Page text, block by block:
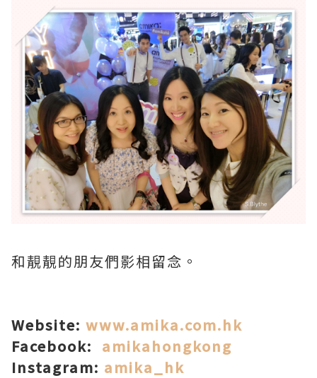
和靚靚的朋友們影相留念。
Website: www.amika.com.hk
Facebook: amikahongkong
Instagram: amika_hk